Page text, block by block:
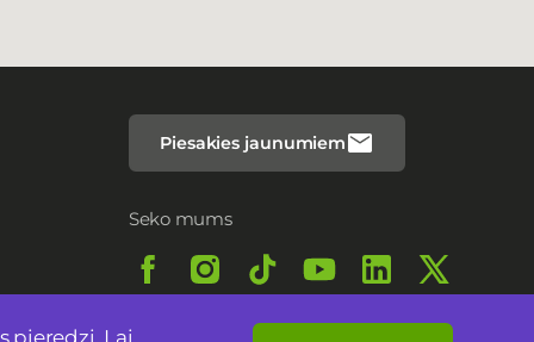
pieredzi. Lai
Piesakies jaunumiem
Seko mums